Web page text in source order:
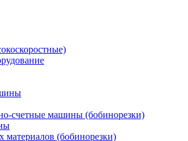
счетные машины (бобинорезки)
материалов (бобинорезки)